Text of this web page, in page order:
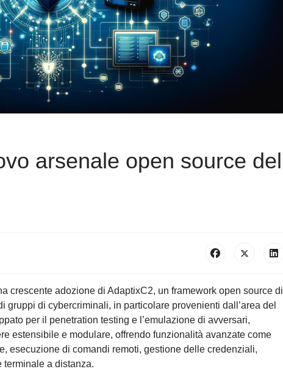
arsenale open source del
crescente adozione di AdaptixC2, un framework open source di
gruppi di cybercriminali, in particolare provenienti dall’area del
per il penetration testing e l’emulazione di avversari,
estensibile e modulare, offrendo funzionalità avanzate come
esecuzione di comandi remoti, gestione delle credenziali,
a distanza.